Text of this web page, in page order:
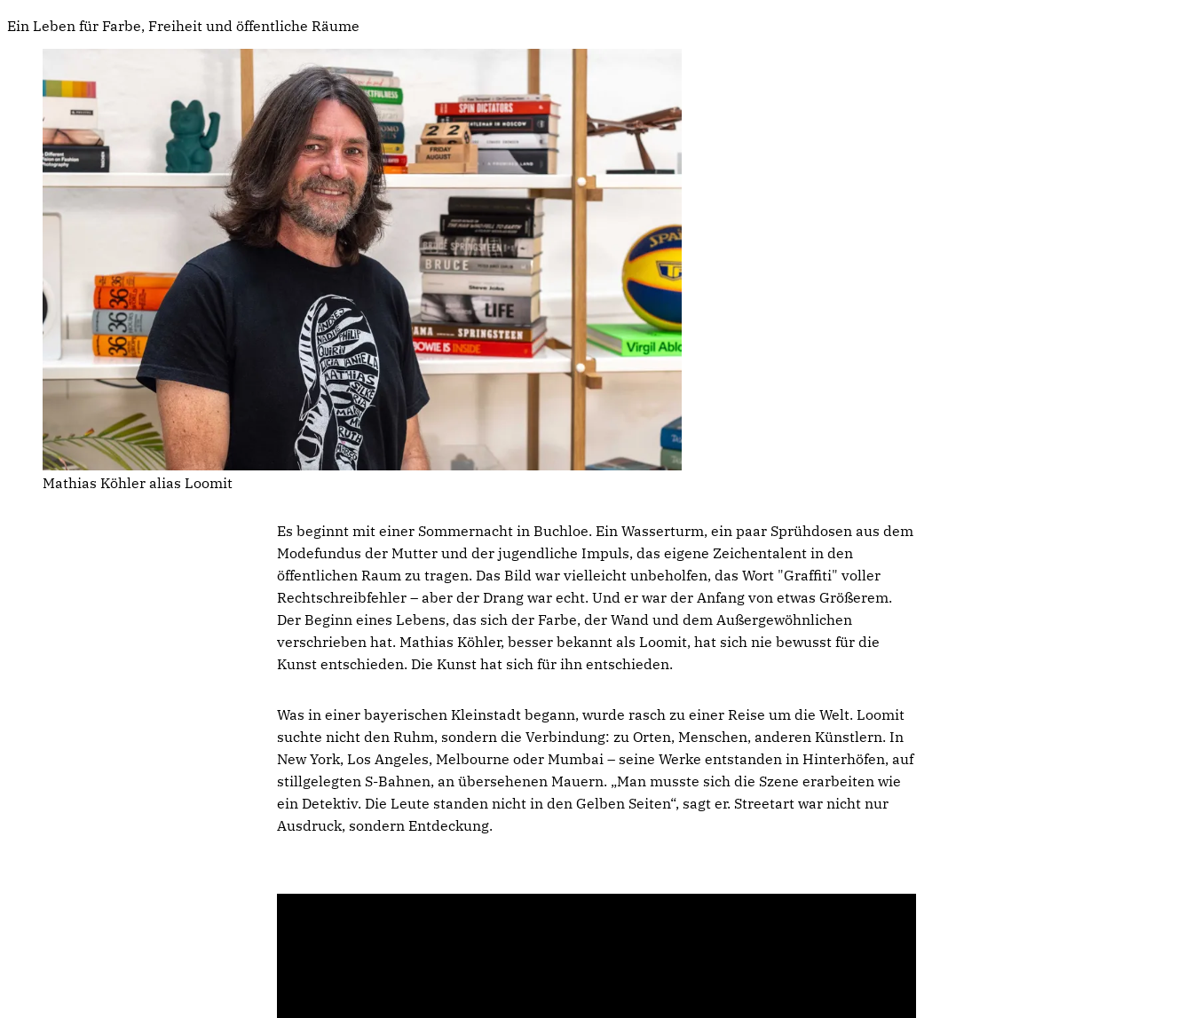
Ein Leben für Farbe, Freiheit und öffentliche Räume
Mathias Köhler alias Loomit
Es beginnt mit einer Sommernacht in Buchloe. Ein Wasserturm, ein paar Sprühdosen aus dem
Modefundus der Mutter und der jugendliche Impuls, das eigene Zeichentalent in den
öffentlichen Raum zu tragen. Das Bild war vielleicht unbeholfen, das Wort "Graffiti" voller
Rechtschreibfehler – aber der Drang war echt. Und er war der Anfang von etwas Größerem.
Der Beginn eines Lebens, das sich der Farbe, der Wand und dem Außergewöhnlichen
verschrieben hat. Mathias Köhler, besser bekannt als Loomit, hat sich nie bewusst für die
Kunst entschieden. Die Kunst hat sich für ihn entschieden.
Was in einer bayerischen Kleinstadt begann, wurde rasch zu einer Reise um die Welt. Loomit
suchte nicht den Ruhm, sondern die Verbindung: zu Orten, Menschen, anderen Künstlern. In
New York, Los Angeles, Melbourne oder Mumbai – seine Werke entstanden in Hinterhöfen, auf
stillgelegten S-Bahnen, an übersehenen Mauern. „Man musste sich die Szene erarbeiten wie
ein Detektiv. Die Leute standen nicht in den Gelben Seiten“, sagt er. Streetart war nicht nur
Ausdruck, sondern Entdeckung.